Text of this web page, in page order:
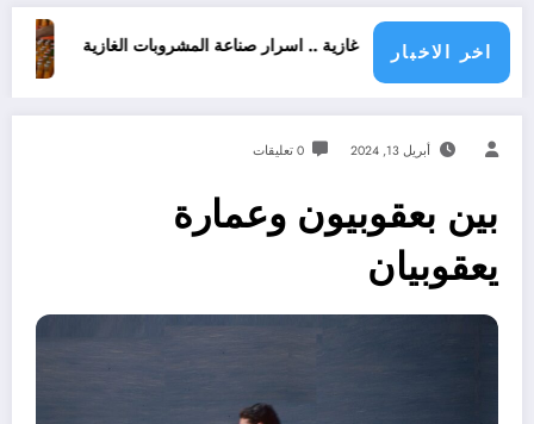
اخر الاخبار
غازية .. اسرار صناعة المشروبات الغازية قانون المشروبات و المشروبات
أبريل 13, 2024 0 تعليقات
بين بعقوبيون وعمارة
يعقوبيان